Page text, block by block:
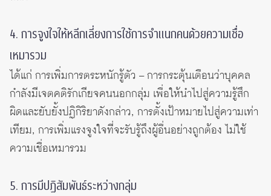
4. การจูงใจให้หลีกเลี่ยงการใช้การจำแนกคนด้วยความเชื่อ
เหมารวม
ได้แก่ การเพิ่มการตระหนักรู้ตัว – การกระตุ้นเตือนว่าบุคคล
กำลังมีเจตคติรักเกียจคนนอกกลุ่ม เพื่อให้นำไปสู่ความรู้สึก
ผิดและยับยั้งปฏิกิริยาดังกล่าว, การตั้งเป้าหมายไปสู่ความเท่า
เทียม, การเพิ่มแรงจูงใจที่จะรับรู้ถึงผู้อื่นอย่างถูกต้อง ไม่ใช้
ความเชื่อเหมารวม
5. การมีปฏิสัมพันธ์ระหว่างกลุ่ม